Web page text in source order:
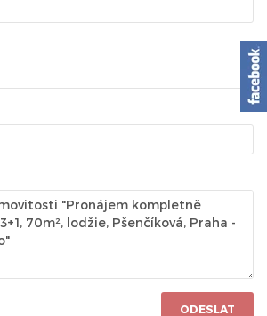
ODESLAT